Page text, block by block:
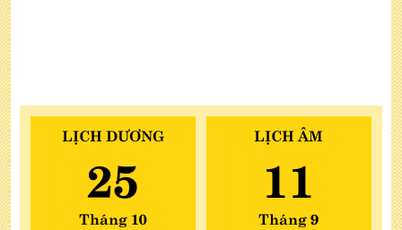
LỊCH DƯƠNG
25
Tháng 10
LỊCH ÂM
11
Tháng 9